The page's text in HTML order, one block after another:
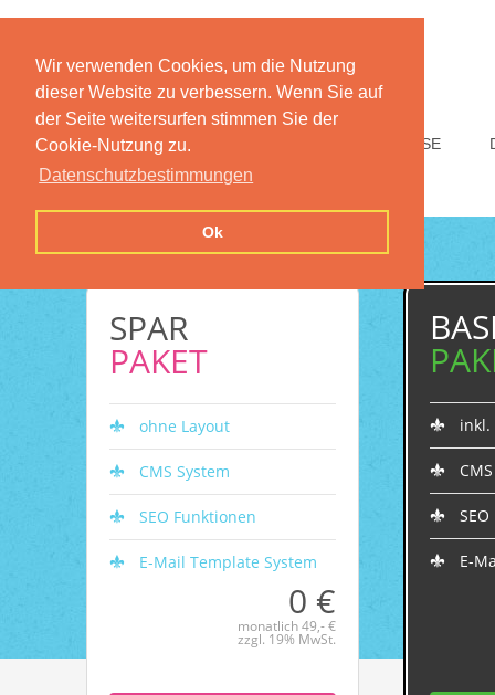
Wir verwenden Cookies, um die Nutzung
dieser Website zu verbessern. Wenn Sie auf
der Seite weitersurfen stimmen Sie der
Cookie-Nutzung zu.
Datenschutzbestimmungen
Ok
HOME PREISE
SPAR
PAKET
ohne Layout
CMS System
SEO Funktionen
E-Mail Template System
0 €
monatlich 49,- €
zzgl. 19% MwSt.
inkl.
E-